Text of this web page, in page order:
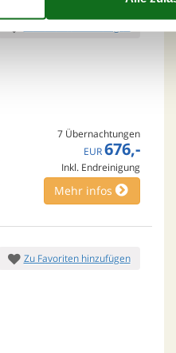
7 Übernachtungen
EUR 676,-
Inkl. Endreinigung
Mehr infos
Zu Favoriten hinzufügen